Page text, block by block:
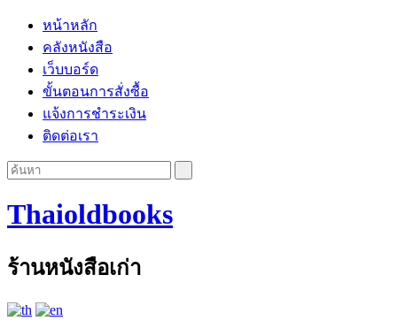
หน้าหลัก
คลังหนังสือ
เว็บบอร์ด
ขั้นตอนการสั่งซื้อ
แจ้งการชำระเงิน
ติดต่อเรา
Thaioldbooks
ร้านหนังสือเก่า